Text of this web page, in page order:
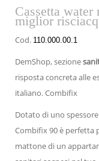
Cassetta water
miglior
Cod. 110.000.00.1
DemShop, sezione
risposta concreta alle
italiano. Combifix
Dotato di uno
Combifix 90 è perfetta
mattone di un